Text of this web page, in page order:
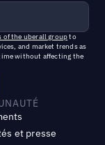
of the uberall groupto
and market trends as
without affecting the
et presse